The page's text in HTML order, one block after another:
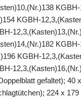
KGBH-
KGBH-
gefaltet); 40
224 x